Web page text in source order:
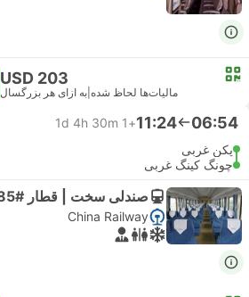
USD 203
مالیات‌ها لحاظ شده به ازای هر بزرگسال
06:54
11:24
+1
1d 4h 30m
پکن غربی
چونگ کینگ غربی
صندلی سخت | قطار #K4185
China Railway